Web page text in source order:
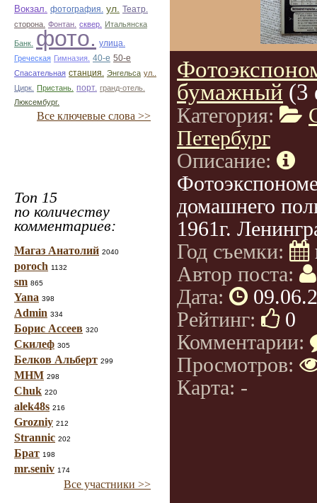
Вокзал. фотография. ул. Театр.
сторона. Фонтан. сквер. Итальянска
Банк. фото. улица.
Греческая Гимназия. 40-е 50-е
Спасательная станция. Энгельса ул..
Цирк.
Пристань. порт. гранд-отель.
Люксембург.
Все ключевые слова >>
Топ 15
по количеству
комментариев:
Магаз Анатолий 2040
poroch 1132
sm 865
Yana 398
Admin 334
Борис Ассеев 320
Скилеф 305
Белков Альберт 299
МНМ 298
Chuk 220
alek48s 216
Grozniy 212
Strannic 202
Брат 198
mr.seniv 174
Все участники >>
бумажный (3
Категория:
Петербург
Описание:
домашнего
1961г.
Год съемки:
Автор поста:
Дата:
Рейтинг:
0
Комментарии:
Просмотров:
Карта: -